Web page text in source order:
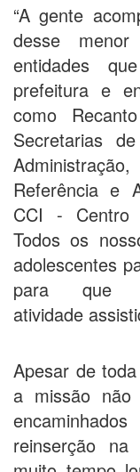
“A gente
desse
entidades
prefeitura e
como
Secretarias
Referência e
CCI - Centro
Todos os
adolescentes
para que
atividade
Apesar de
a missão
reinserção